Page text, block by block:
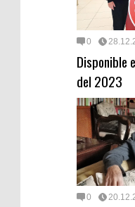
0
Disponible
del 2023
0